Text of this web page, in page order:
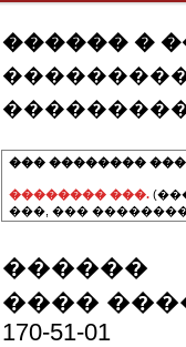
������ �
��� ��������
�������� ���.
���, ���
������
����
170-51-01